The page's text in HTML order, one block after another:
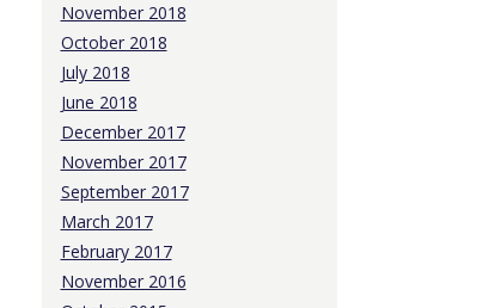
November 2018
October 2018
July 2018
June 2018
December 2017
November 2017
September 2017
March 2017
February 2017
November 2016